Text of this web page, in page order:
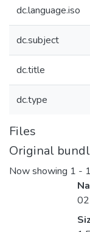
dc.language.iso
dc.subject
dc.title
dc.type
Files
Original
Now showing 1 -